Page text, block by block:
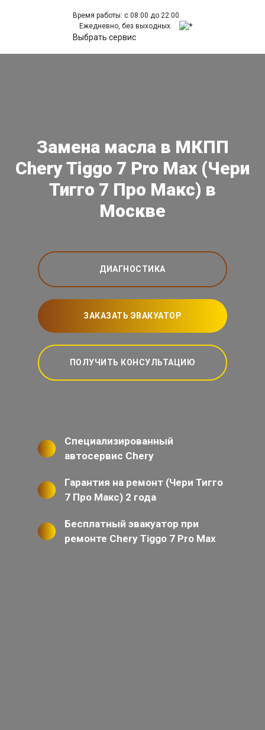
Время работы: с 08:00 до 22:00
Ежедневно, без выходных.
Выбрать сервис
Замена масла в МКПП
Chery Tiggo 7 Pro Max (Чери
Тигго 7 Про Макс) в
Москве
ДИАГНОСТИКА
ЗАКАЗАТЬ ЭВАКУАТОР
ПОЛУЧИТЬ КОНСУЛЬТАЦИЮ
Специализированный
автосервис Chery
Гарантия на ремонт (Чери Тигго
7 Про Макс) 2 года
Бесплатный эвакуатор при
ремонте Chery Tiggo 7 Pro Max